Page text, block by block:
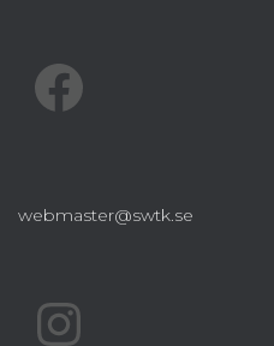
webmaster@swtk.se